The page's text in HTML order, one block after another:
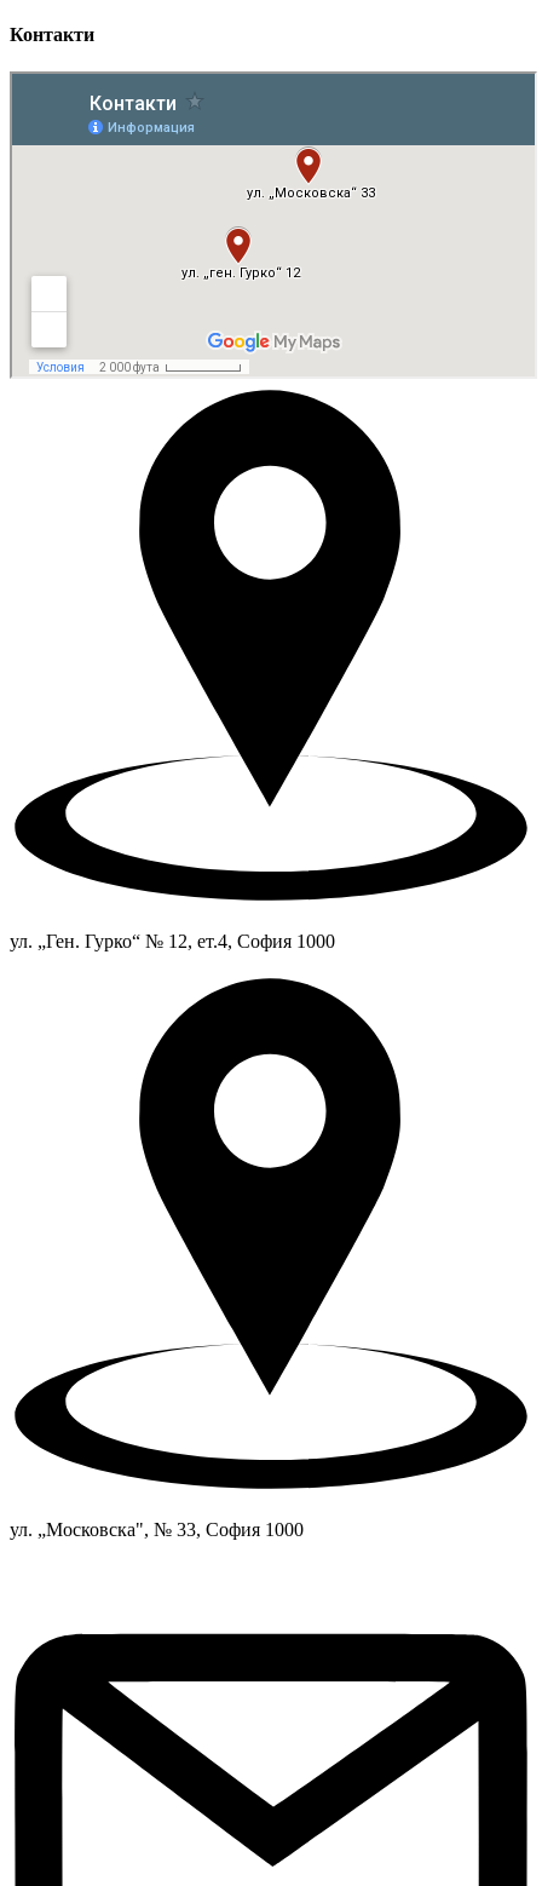
Контакти
ул. „Ген. Гурко“ № 12, ет.4, София 1000
ул. „Московска", № 33, София 1000